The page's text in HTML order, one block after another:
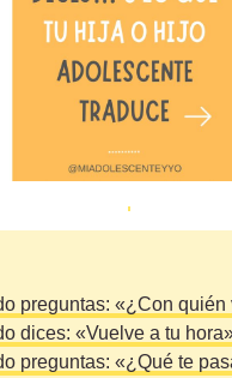
preguntas: «¿Con quién
dices: «Vuelve a tu
preguntas: «¿Qué te